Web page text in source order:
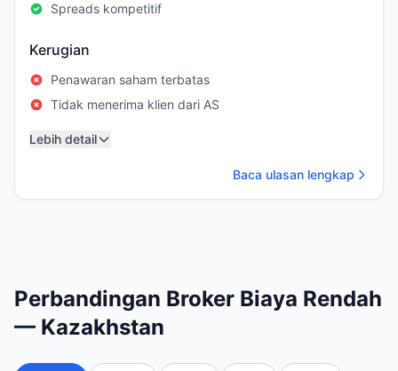
Spreads kompetitif
Kerugian
Penawaran saham terbatas
Tidak menerima klien dari AS
Lebih detail
Baca ulasan lengkap
Perbandingan Broker Biaya Rendah
— Kazakhstan